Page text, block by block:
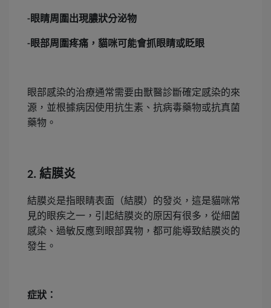
-眼睛周圍出現膿狀分泌物
-眼部周圍疼痛，貓咪可能會抓眼睛或眨眼
眼部感染的治療通常需要由獸醫診斷確定感染的來
源，並根據病因使用抗生素、抗病毒藥物或抗真菌
藥物。
2. 結膜炎
結膜炎是指眼睛表面（結膜）的發炎，這是貓咪常
見的眼疾之一，引起結膜炎的原因有很多，從細菌
感染、過敏反應到眼部異物，都可能導致結膜炎的
發生。
症狀：